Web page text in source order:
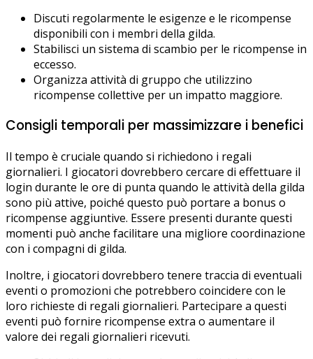
Discuti regolarmente le esigenze e le ricompense
disponibili con i membri della gilda.
Stabilisci un sistema di scambio per le ricompense in
eccesso.
Organizza attività di gruppo che utilizzino
ricompense collettive per un impatto maggiore.
Consigli temporali per massimizzare i benefici
Il tempo è cruciale quando si richiedono i regali
giornalieri. I giocatori dovrebbero cercare di effettuare il
login durante le ore di punta quando le attività della gilda
sono più attive, poiché questo può portare a bonus o
ricompense aggiuntive. Essere presenti durante questi
momenti può anche facilitare una migliore coordinazione
con i compagni di gilda.
Inoltre, i giocatori dovrebbero tenere traccia di eventuali
eventi o promozioni che potrebbero coincidere con le
loro richieste di regali giornalieri. Partecipare a questi
eventi può fornire ricompense extra o aumentare il
valore dei regali giornalieri ricevuti.